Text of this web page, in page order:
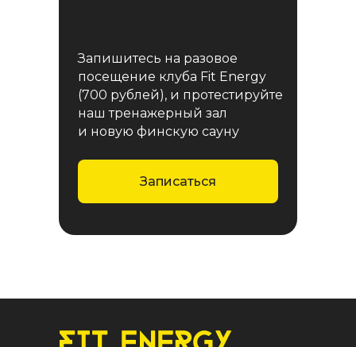
Запишитесь на разовое
посещение клуба Fit Energy
(700 рублей), и протестируйте
наш тренажерный зал
и новую финскую сауну
Записаться